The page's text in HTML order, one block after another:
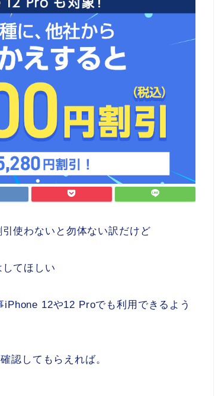
使わないと勿体ない訳だけど
てほしい
12や12 Proでも利用できるよう
認してもらえれば。